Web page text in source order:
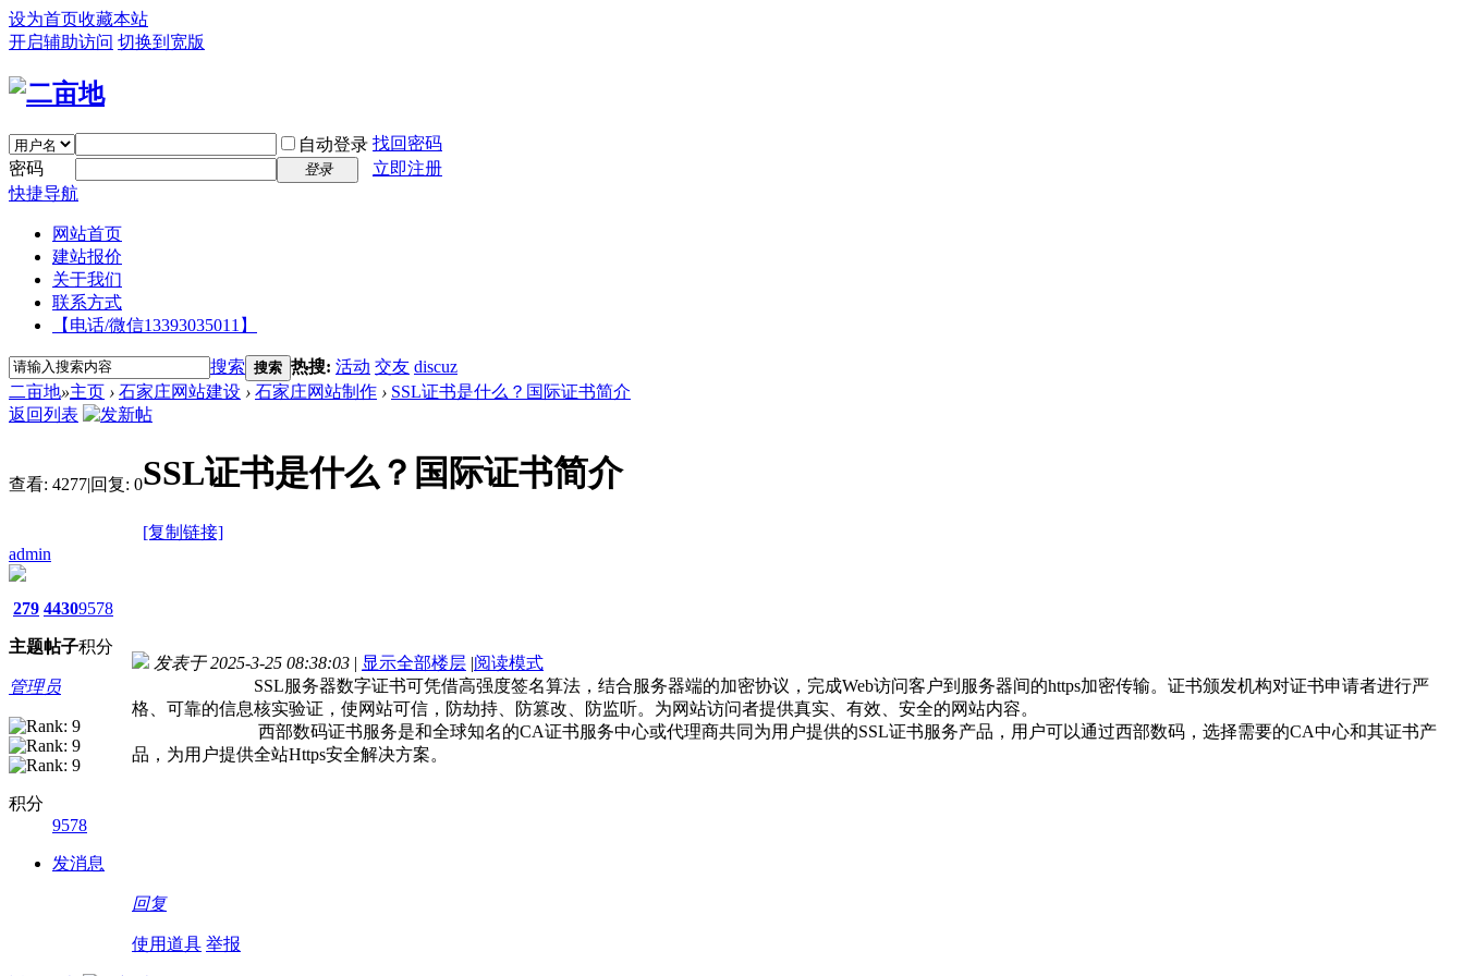
设为首页收藏本站
开启辅助访问 切换到宽版
自动登录 找回密码
密码
登录
立即注册
快捷导航
网站首页
建站报价
关于我们
联系方式
【电话/微信13393035011】
搜索 搜索 热搜: 活动 交友 discuz
二亩地»主页 › 石家庄网站建设 › 石家庄网站制作 › SSL证书是什么？国际证书简介
返回列表
查看: 4277|回复: 0SSL证书是什么？国际证书简介
[复制链接]
admin
279
主题
4430
帖子
9578
积分
管理员
积分
9578
发消息
发表于 2025-3-25 08:38:03 | 显示全部楼层 |阅读模式
SSL服务器数字证书可凭借高强度签名算法，结合服务器端的加密协议，完成Web访问客户到服务器间的https加密传输。证书颁发机构对证书申请者进行严
格、可靠的信息核实验证，使网站可信，防劫持、防篡改、防监听。为网站访问者提供真实、有效、安全的网站内容。
西部数码证书服务是和全球知名的CA证书服务中心或代理商共同为用户提供的SSL证书服务产品，用户可以通过西部数码，选择需要的CA中心和其证书产
品，为用户提供全站Https安全解决方案。
回复
使用道具 举报